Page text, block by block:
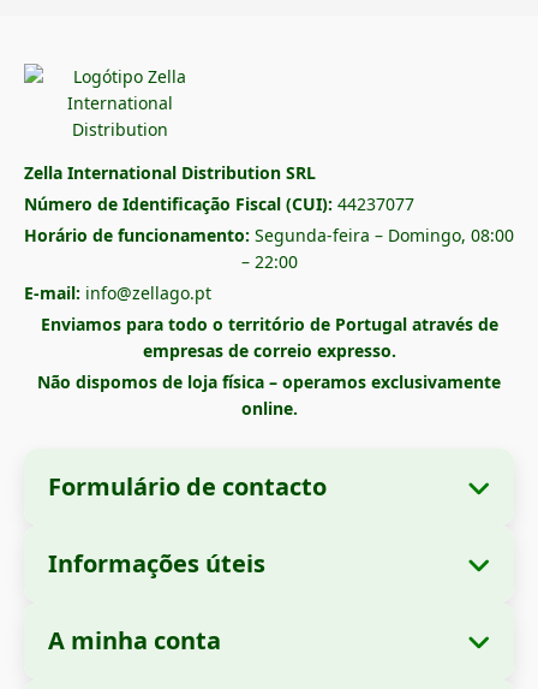
Zella International Distribution SRL
Número de Identificação Fiscal (CUI): 44237077
Horário de funcionamento: Segunda-feira – Domingo, 08:00
– 22:00
E-mail: info@zellago.pt
Enviamos para todo o território de Portugal através de
empresas de correio expresso.
Não dispomos de loja física – operamos exclusivamente
online.
Formulário de contacto
Denominação social:
Distribution SRL
Informações úteis
Como encomendar?
A minha conta